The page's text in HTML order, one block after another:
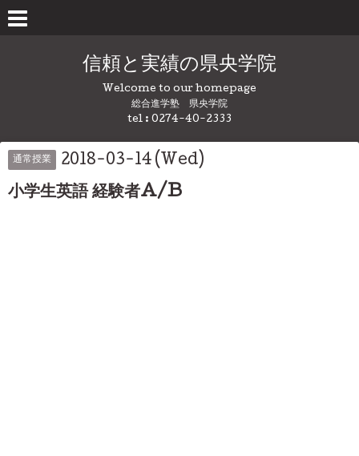
信頼と実績の県央学院
Welcome to our homepage
総合進学塾 県央学院
tel : 0274-40-2333
通常授業 2018-03-14 (Wed)
小学生英語 経験者A/B